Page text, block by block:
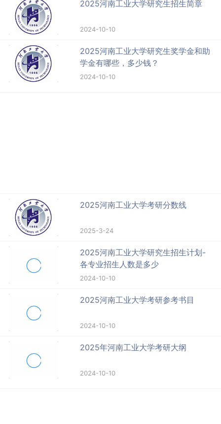
2025河南工业大学研究生招生简章
2024-10-10
2025河南工业大学研究生奖学金和助
学金有哪些，多少钱？
2024-10-10
2025河南工业大学考研分数线
2025-3-24
2025河南工业大学研究生招生计划-
各专业招生人数是多少
2024-10-10
2025河南工业大学考研参考书目
2024-10-10
2025年河南工业大学考研大纲
2024-10-10